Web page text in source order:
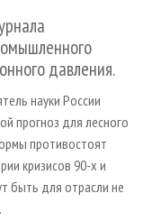
давления.
науки России
прогноз для лесного
противостоят
кризисов 90-х и
быть для отрасли не